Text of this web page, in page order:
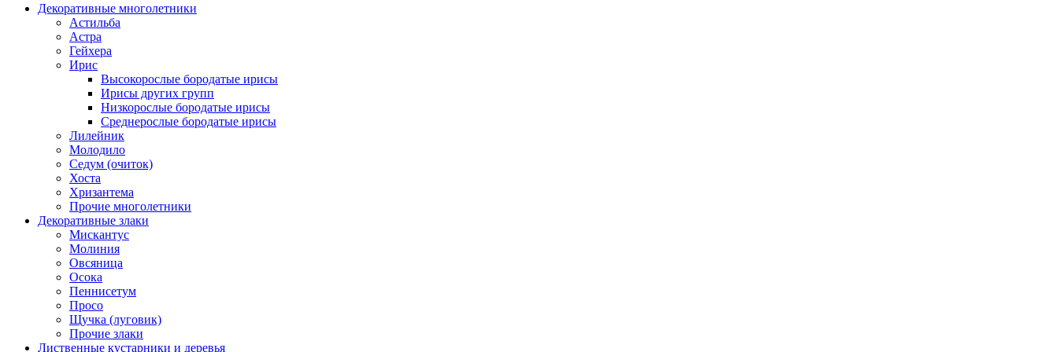
Декоративные многолетники
Астильба
Астра
Гейхера
Ирис
Высокорослые бородатые ирисы
Ирисы других групп
Низкорослые бородатые ирисы
Среднерослые бородатые ирисы
Лилейник
Молодило
Седум (очиток)
Хоста
Хризантема
Прочие многолетники
Декоративные злаки
Мискантус
Молиния
Овсяница
Осока
Пеннисетум
Просо
Щучка (луговик)
Прочие злаки
Лиственные кустарники и деревья